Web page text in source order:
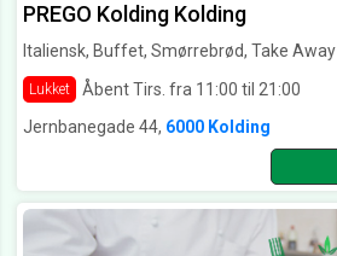
PREGO Kolding Kolding
Italiensk, Buffet, Smørrebrød, Take Away
Lukket Åbent Tirs. fra 11:00 til 21:00
Jernbanegade 44, 6000 Kolding